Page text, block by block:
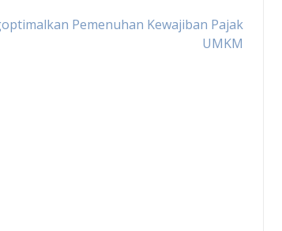
Pemenuhan Kewajiban Pajak
UMKM